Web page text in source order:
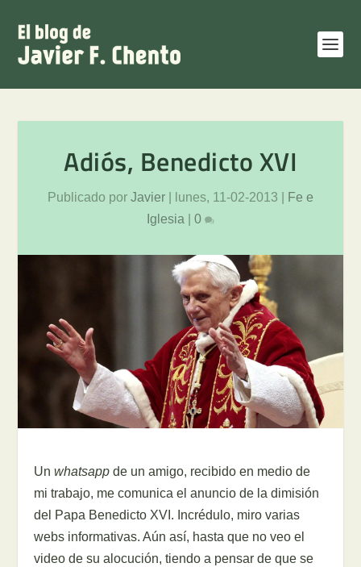
Adiós, Benedicto XVI
Publicado por Javier lunes, 11-02-2013
Fe e
Iglesia
0
Unwhatsapp de un amigo, recibido en medio de
mi trabajo, me comunica el anuncio de la dimisión
del Papa Benedicto XVI. Incrédulo, miro varias
webs informativas. Aún así, hasta que no veo el
video de su alocución, tiendo a pensar de que se